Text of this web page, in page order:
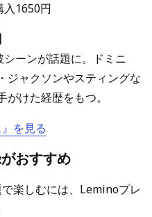
入1650円
ーンが話題に。ドミニ
ジャクソンやスティングな
けた経歴をもつ。
を見る
おすすめ
楽しむには、Leminoプレ